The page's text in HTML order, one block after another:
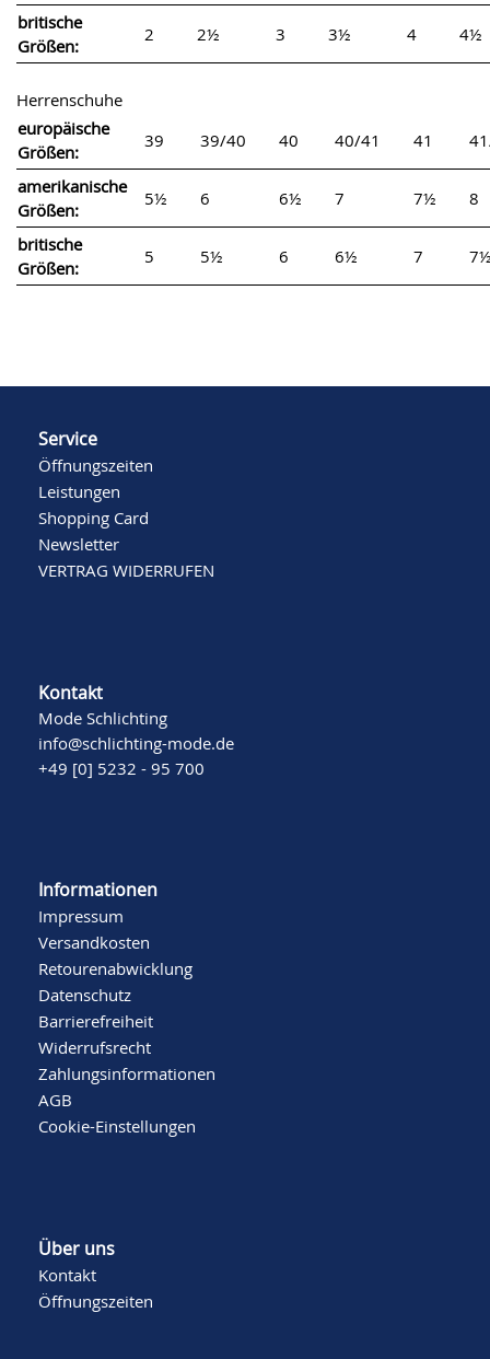
britische
Größen:
2 2½ 3 3½ 4 4½
Herrenschuhe
europäische
Größen:
39 39/40 40 40/41 41
amerikanische
Größen:
5½ 6 6½ 7 7½ 8
britische
Größen:
5 5½ 6 6½ 7
Service
Öffnungszeiten
Leistungen
Shopping Card
Newsletter
VERTRAG WIDERRUFEN
Kontakt
Mode Schlichting
info@schlichting-mode.de
+49 [0] 5232 - 95 700
Informationen
Impressum
Versandkosten
Retourenabwicklung
Datenschutz
Barrierefreiheit
Widerrufsrecht
Zahlungsinformationen
AGB
Cookie-Einstellungen
Über uns
Kontakt
Öffnungszeiten